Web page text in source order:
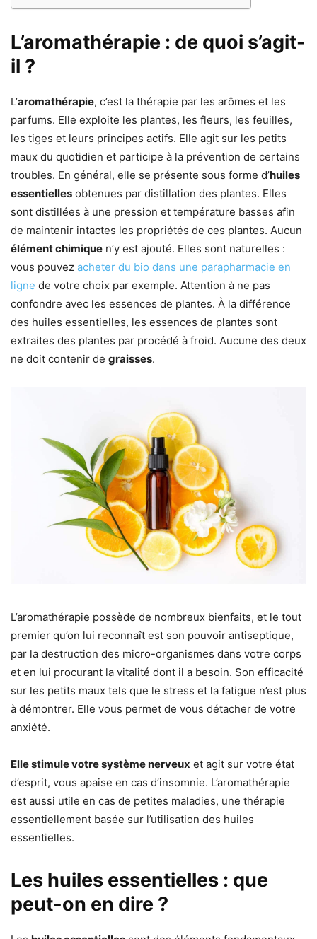
L’aromathérapie : de quoi s’agit-
il ?
L’aromathérapie, c’est la thérapie par les arômes et les
parfums. Elle exploite les plantes, les fleurs, les feuilles,
les tiges et leurs principes actifs. Elle agit sur les petits
maux du quotidien et participe à la prévention de certains
troubles. En général, elle se présente sous forme d’huiles
essentielles obtenues par distillation des plantes. Elles
sont distillées à une pression et température basses afin
de maintenir intactes les propriétés de ces plantes. Aucun
élément chimique n’y est ajouté. Elles sont naturelles :
vous pouvez acheter du bio dans une parapharmacie en
ligne de votre choix par exemple. Attention à ne pas
confondre avec les essences de plantes. À la différence
des huiles essentielles, les essences de plantes sont
extraites des plantes par procédé à froid. Aucune des deux
ne doit contenir de graisses.
L’aromathérapie possède de nombreux bienfaits, et le tout
premier qu’on lui reconnaît est son pouvoir antiseptique,
par la destruction des micro-organismes dans votre corps
et en lui procurant la vitalité dont il a besoin. Son efficacité
sur les petits maux tels que le stress et la fatigue n’est plus
à démontrer. Elle vous permet de vous détacher de votre
anxiété.
Elle stimule votre système nerveux et agit sur votre état
d’esprit, vous apaise en cas d’insomnie. L’aromathérapie
est aussi utile en cas de petites maladies, une thérapie
essentiellement basée sur l’utilisation des huiles
essentielles.
Les huiles essentielles : que
peut-on en dire ?